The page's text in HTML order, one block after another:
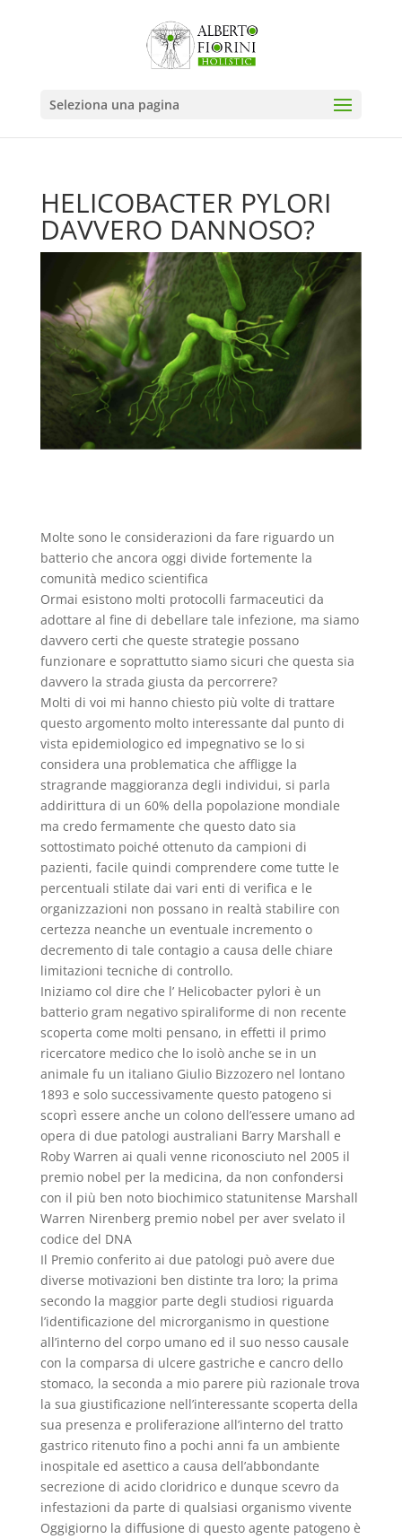
Seleziona una pagina
HELICOBACTER PYLORI
DAVVERO DANNOSO?
Molte sono le considerazioni da fare riguardo un
batterio che ancora oggi divide fortemente la
comunità medico scientifica
Ormai esistono molti protocolli farmaceutici da
adottare al fine di debellare tale infezione, ma siamo
davvero certi che queste strategie possano
funzionare e soprattutto siamo sicuri che questa sia
davvero la strada giusta da percorrere?
Molti di voi mi hanno chiesto più volte di trattare
questo argomento molto interessante dal punto di
vista epidemiologico ed impegnativo se lo si
considera una problematica che affligge la
stragrande maggioranza degli individui, si parla
addirittura di un 60% della popolazione mondiale
ma credo fermamente che questo dato sia
sottostimato poiché ottenuto da campioni di
pazienti, facile quindi comprendere come tutte le
percentuali stilate dai vari enti di verifica e le
organizzazioni non possano in realtà stabilire con
certezza neanche un eventuale incremento o
decremento di tale contagio a causa delle chiare
limitazioni tecniche di controllo.
Iniziamo col dire che l’ Helicobacter pylori è un
batterio gram negativo spiraliforme di non recente
scoperta come molti pensano, in effetti il primo
ricercatore medico che lo isolò anche se in un
animale fu un italiano Giulio Bizzozero nel lontano
1893 e solo successivamente questo patogeno si
scoprì essere anche un colono dell’essere umano ad
opera di due patologi australiani Barry Marshall e
Roby Warren ai quali venne riconosciuto nel 2005 il
premio nobel per la medicina, da non confondersi
con il più ben noto biochimico statunitense Marshall
Warren Nirenberg premio nobel per aver svelato il
codice del DNA
Il Premio conferito ai due patologi può avere due
diverse motivazioni ben distinte tra loro; la prima
secondo la maggior parte degli studiosi riguarda
l’identificazione del microrganismo in questione
all’interno del corpo umano ed il suo nesso causale
con la comparsa di ulcere gastriche e cancro dello
stomaco, la seconda a mio parere più razionale trova
la sua giustificazione nell’interessante scoperta della
sua presenza e proliferazione all’interno del tratto
gastrico ritenuto fino a pochi anni fa un ambiente
inospitale ed asettico a causa dell’abbondante
secrezione di acido cloridrico e dunque scevro da
infestazioni da parte di qualsiasi organismo vivente
Oggigiorno la diffusione di questo agente patogeno è